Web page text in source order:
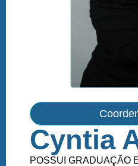
Cyntia
POSSUI GRADUAÇÃO